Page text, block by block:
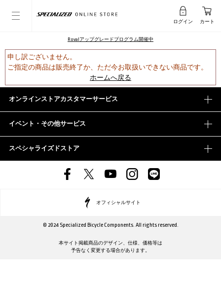
ログイン カート
Rovalアップグレードプログラム開催中
申し訳ございません。
ご指定の商品は販売終了か、ただ今お取扱いできない商品です。
ホームへ戻る
オンラインストアカスタマーサービス
イベント・その他サービス
スペシャライズドストア
オフィシャルサイト
© 2024 Specialized Bicycle Components. All rights reserved.
本サイト掲載商品のデザイン、仕様、価格等は
予告なく変更する場合があります。